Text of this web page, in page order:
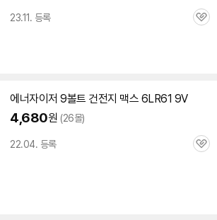
23.11. 등록
관
에너자이저 9볼트 건전지 맥스 6LR61 9V
4,680원 (26몰)
22.04. 등록
관